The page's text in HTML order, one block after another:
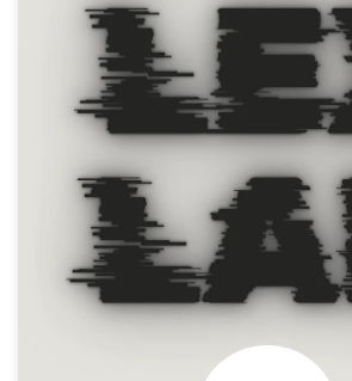
あ、データA ...
ド・マス
する自由